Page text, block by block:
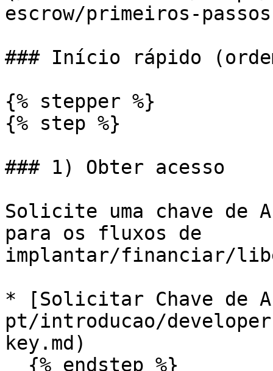
escrow/primeiros-
### Início rápido
{% stepper %}
{% step %}
### 1) Obter acesso
Solicite uma chave de
para os fluxos de
implantar/financiar/
* [Solicitar Chave de
pt/introducao/
key.md)